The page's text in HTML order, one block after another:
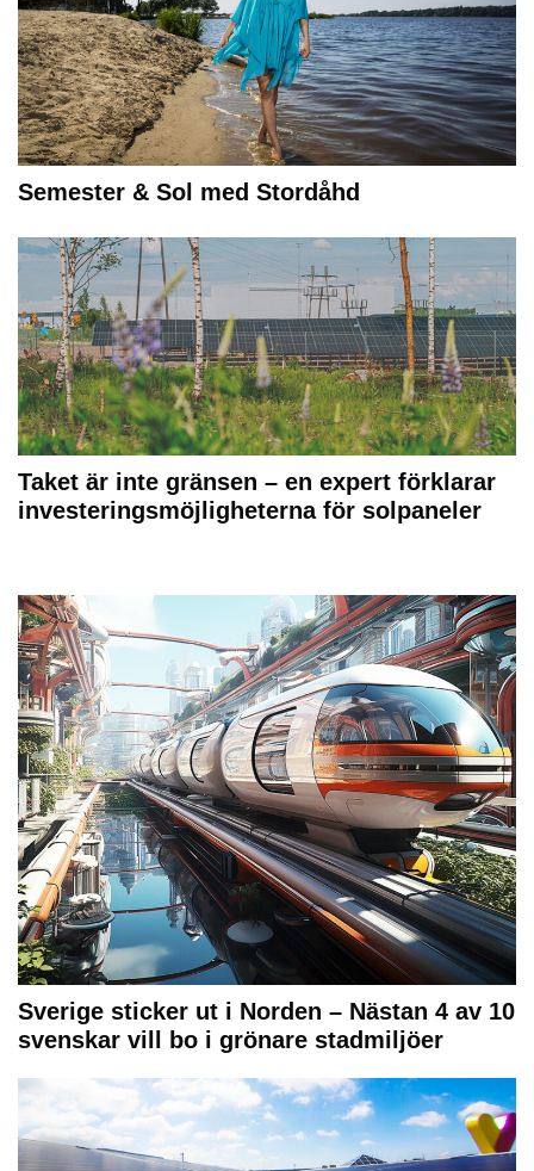
Semester & Sol med Stordåhd
Taket är inte gränsen – en expert förklarar
investeringsmöjligheterna för solpaneler
Sverige sticker ut i Norden – Nästan 4 av 10
svenskar vill bo i grönare stadmiljöer